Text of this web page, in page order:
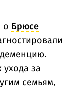
о Брюсе
ухода за
семьям,